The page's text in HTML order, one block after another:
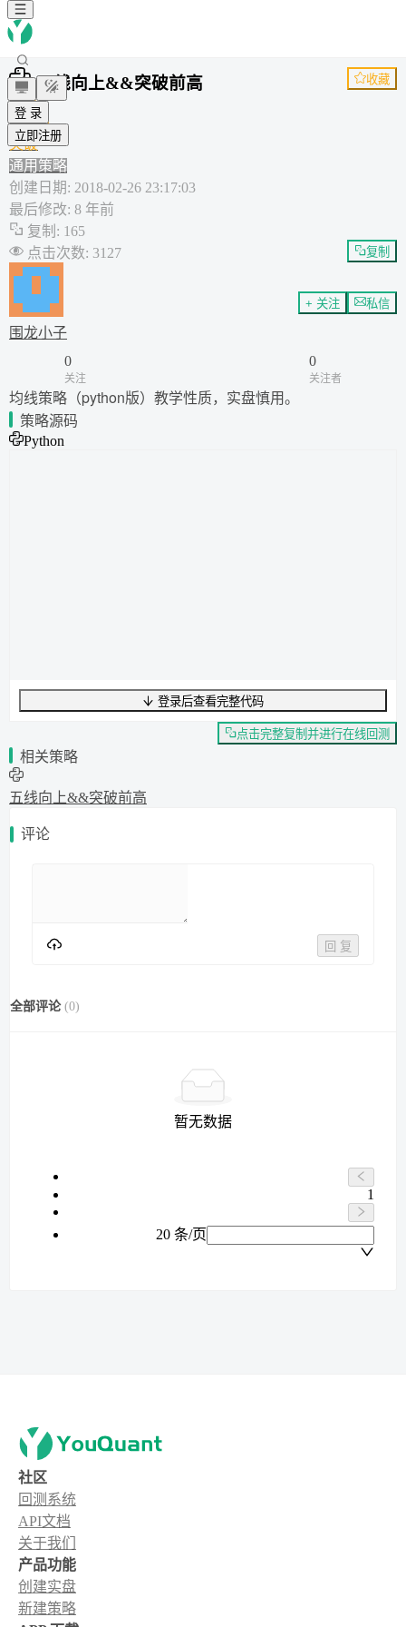
登 录
立即注册
五线向上&&突破前高 收藏
趋势
Python
突破
通用策略
创建日期: 2018-02-26 23:17:03
最后修改: 8 年前
复制 : 165
点击次数: 3127 复制
围龙小子
+ 关注 私信
0
关注
0
关注者
均线策略（python版）教学性质，实盘慎用。
策略源码
Python
UTF-81291 字节168 字数0 行行 1,列 0
登录后查看完整代码
点击完整复制并进行在线回测
相关策略
五线向上&&突破前高
评论
回 复
全部评论 (0)
暂无数据
1
20 条/页
社区
回测系统
API文档
关于我们
产品功能
创建实盘
新建策略